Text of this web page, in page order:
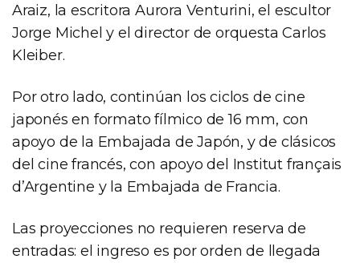
Araiz, la escritora Aurora Venturini, el escultor
Jorge Michel y el director de orquesta Carlos
Kleiber.
Por otro lado, continúan los ciclos de cine
japonés en formato fílmico de 16 mm, con
apoyo de la Embajada de Japón, y de clásicos
del cine francés, con apoyo del Institut français
d’Argentine y la Embajada de Francia.
Las proyecciones no requieren reserva de
entradas: el ingreso es por orden de llegada